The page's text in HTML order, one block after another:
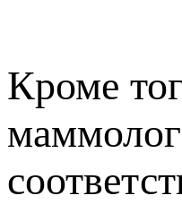
Кроме